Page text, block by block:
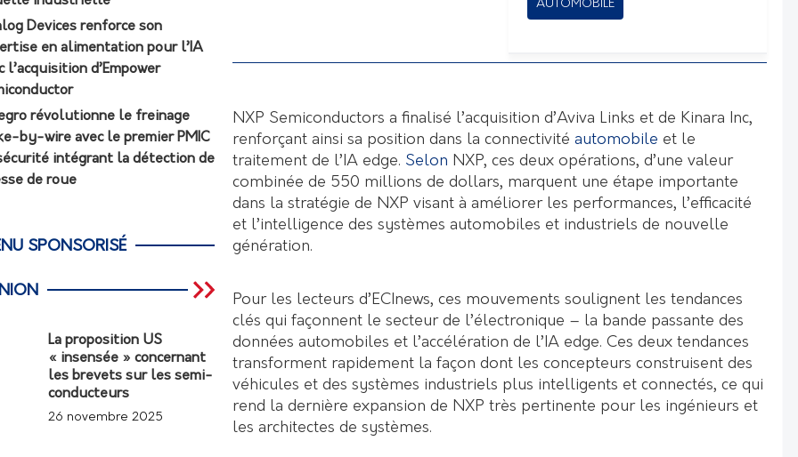
AUTOMOBILE
NXP Semiconductors a finalisé l’acquisition d’Aviva Links et de Kinara Inc,
renforçant ainsi sa position dans la connectivité automobile et le
traitement de l’IA edge. Selon NXP, ces deux opérations, d’une valeur
combinée de 550 millions de dollars, marquent une étape importante
dans la stratégie de NXP visant à améliorer les performances, l’efficacité
et l’intelligence des systèmes automobiles et industriels de nouvelle
génération.
Pour les lecteurs d’ECInews, ces mouvements soulignent les tendances
clés qui façonnent le secteur de l’électronique – la bande passante des
données automobiles et l’accélération de l’IA edge. Ces deux tendances
transforment rapidement la façon dont les concepteurs construisent des
véhicules et des systèmes industriels plus intelligents et connectés, ce qui
rend la dernière expansion de NXP très pertinente pour les ingénieurs et
les architectes de systèmes.
Devices renforce son
en alimentation pour l’IA
l’acquisition d’Empower
révolutionne le freinage
by-wire avec le premier PMIC
intégrant la détection de
de roue
SPONSORISÉ
La proposition US
« insensée » concernant
les brevets sur les semi-
conducteurs
26 novembre 2025